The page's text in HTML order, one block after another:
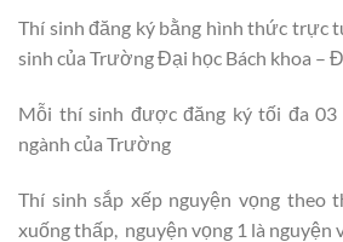
Thí sinh đăng ký bằng hình thức trực
sinh của Trường Đại học Bách khoa –
Mỗi thí sinh được đăng ký tối đa 03
ngành của Trường
Thí sinh sắp xếp nguyện vọng
xuống thấp, nguyện vọng 1 là nguyện